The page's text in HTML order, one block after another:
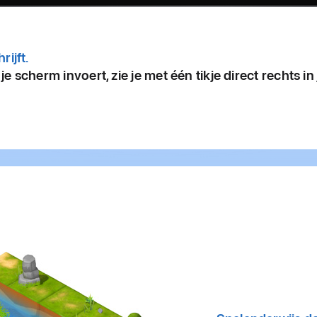
scherm invoert, zie je met één tikje direct rechts in